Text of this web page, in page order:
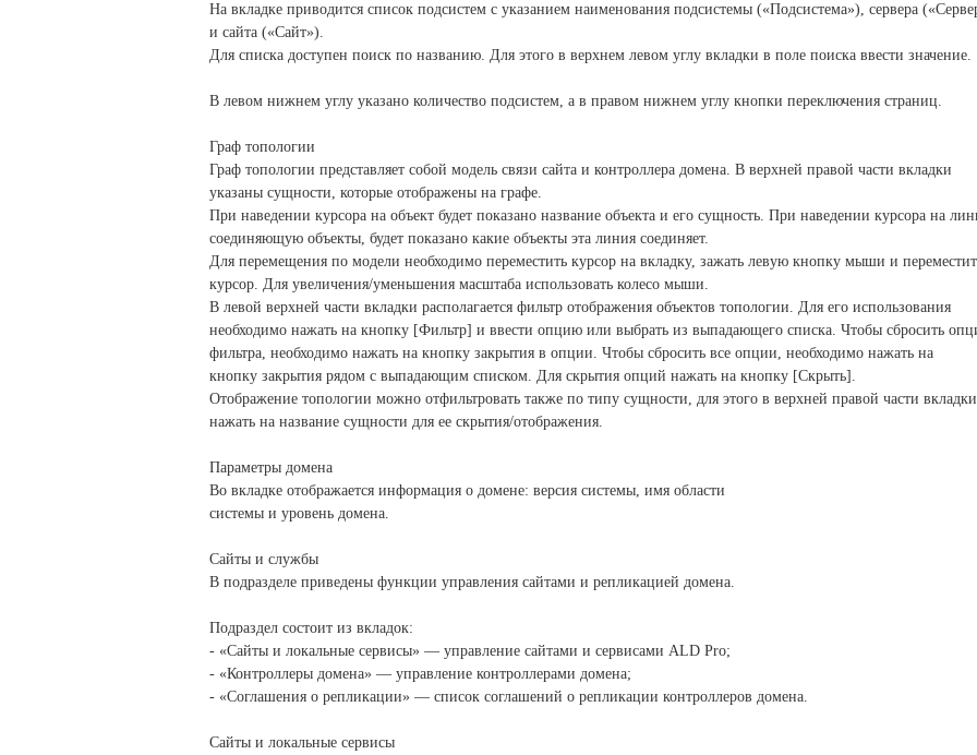
На вкладке приводится список подсистем с указанием наименования подсистемы («Подсистема»), сервера
и сайта («Сайт»).
Для списка доступен поиск по названию. Для этого в верхнем левом углу вкладки в поле поиска ввести значение.
В левом нижнем углу указано количество подсистем, а в правом нижнем углу кнопки переключения страниц.
Граф топологии
Граф топологии представляет собой модель связи сайта и контроллера домена. В верхней правой части вкладки
указаны сущности, которые отображены на графе.
При наведении курсора на объект будет показано название объекта и его сущность. При наведении курсора на
соединяющую объекты, будет показано какие объекты эта линия соединяет.
Для перемещения по модели необходимо переместить курсор на вкладку, зажать левую кнопку мыши и
курсор. Для увеличения/уменьшения масштаба использовать колесо мыши.
В левой верхней части вкладки располагается фильтр отображения объектов топологии. Для его использования
необходимо нажать на кнопку [Фильтр] и ввести опцию или выбрать из выпадающего списка. Чтобы сбросить
фильтра, необходимо нажать на кнопку закрытия в опции. Чтобы сбросить все опции, необходимо нажать на
кнопку закрытия рядом с выпадающим списком. Для скрытия опций нажать на кнопку [Скрыть].
Отображение топологии можно отфильтровать также по типу сущности, для этого в верхней правой части вкладки
нажать на название сущности для ее скрытия/отображения.
Параметры домена
Во вкладке отображается информация о домене: версия системы, имя области
системы и уровень домена.
Сайты и службы
В подразделе приведены функции управления сайтами и репликацией домена.
Подраздел состоит из вкладок:
- «Сайты и локальные сервисы» — управление сайтами и сервисами ALD Pro;
- «Контроллеры домена» — управление контроллерами домена;
- «Соглашения о репликации» — список соглашений о репликации контроллеров домена.
Сайты и локальные сервисы